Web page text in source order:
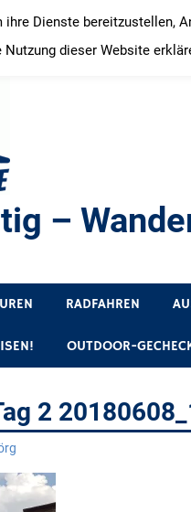
–
RADFAHREN
OUTDOOR-
2
Dienste bereitzustellen,
dieser Website